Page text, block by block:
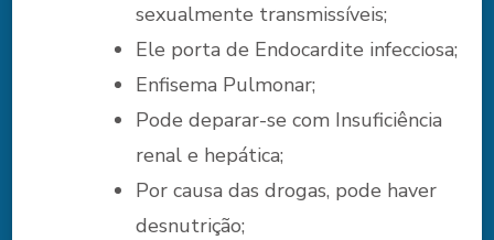
sexualmente transmissíveis;
Ele porta de Endocardite infecciosa;
Enfisema Pulmonar;
Pode deparar-se com Insuficiência
renal e hepática;
Por causa das drogas, pode haver
desnutrição;